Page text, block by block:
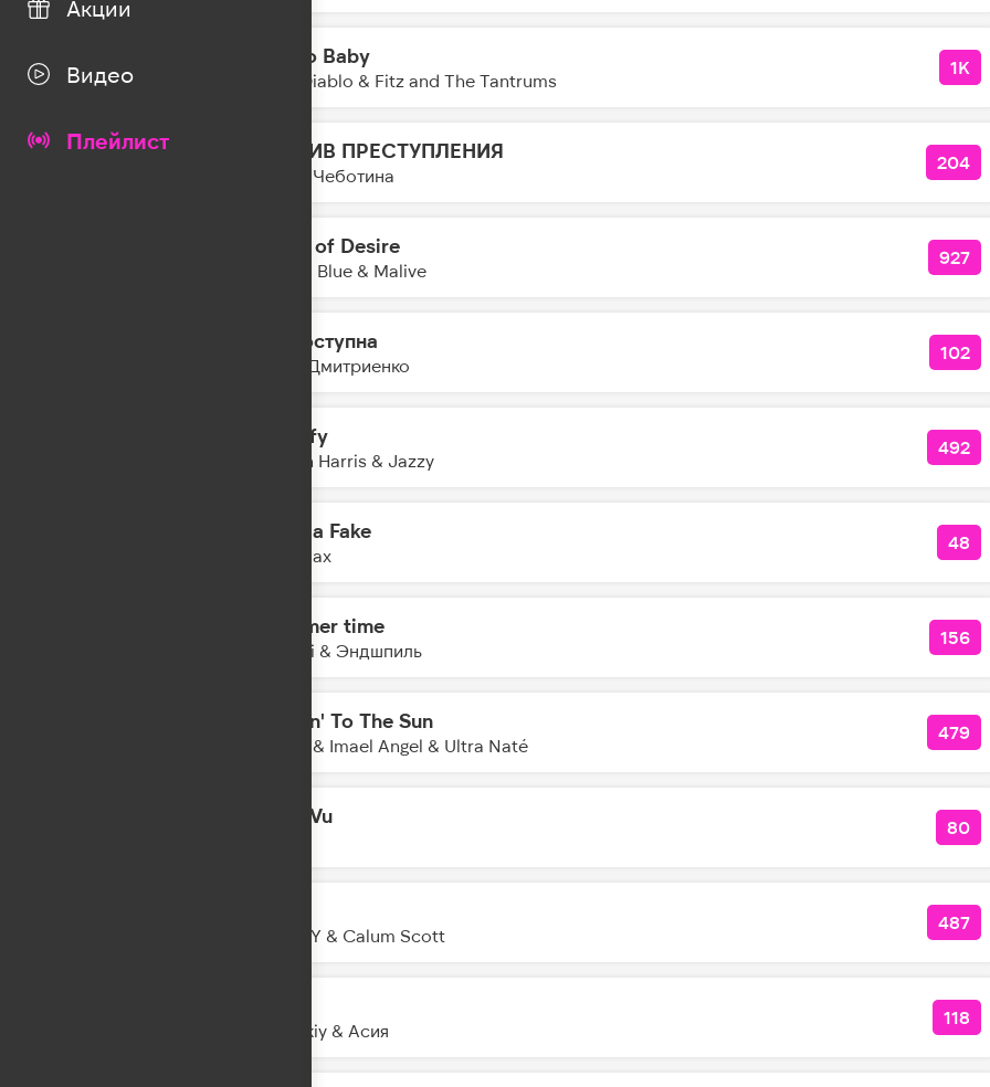
Акции
Видео
Плейлист
23:50 Radio Baby
Don Diablo & Fitz and The Tantrums
1K
МОТИВ ПРЕСТУПЛЕНИЯ
Люся Чеботина
204
Edge of Desire
Jonas Blue & Malive
927
Недоступна
Ваня Дмитриенко
102
Satisfy
Calvin Harris & Jazzy
492
Spot a Fake
Ava Max
48
Summer time
Miyagi & Эндшпиль
156
Movin' To The Sun
Hugel & Imael Angel & Ultra Naté
479
Deja Vu 80
LEONY & Calum Scott
487
Zvonkiy & Асия
118